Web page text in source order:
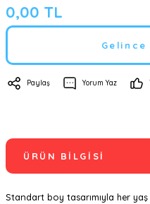
0,00 TL
Paylaş Yorum Yaz
ÜRÜN BILGISI
Standart boy tasarımıyla her